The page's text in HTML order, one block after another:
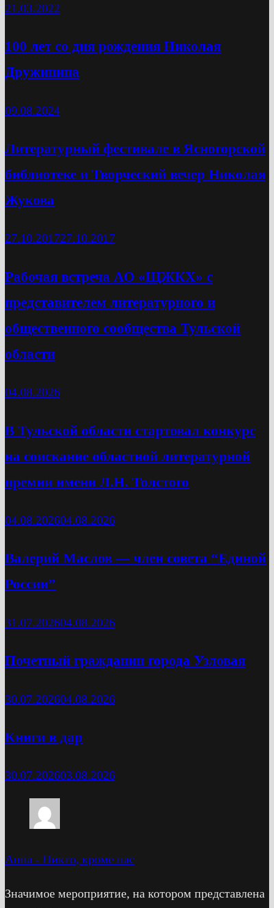
21.03.2022
100 лет со дня рождения Николая
Дружинина
09.08.2024
Литературный фестивале в Ясногорской
библиотеке и Творческий вечер Николая
Жукова
27.10.201727.10.2017
Рабочая встреча АО «ЩЖКХ» с
представителем литературного и
общественного сообщества Тульской
области
04.08.2026
В Тульской области стартовал конкурс
на соискание областной литературной
премии имени Л.Н. Толстого
04.08.202604.08.2026
Валерий Маслов — член совета “Единой
России”
31.07.202604.08.2026
Почетный гражданин города Узловая
30.07.202604.08.2026
Книги в дар
30.07.202603.08.2026
Анна - Никто, кроме нас
Значимое мероприятие, на котором представлена